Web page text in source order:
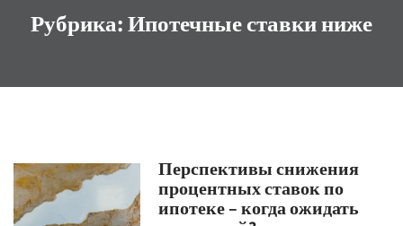
Рубрика:Ипотечные ставки ниже
Перспективы снижения
процентных ставок по
ипотеке – когда ожидать